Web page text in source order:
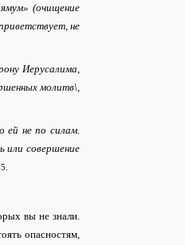
(очищение
не
Иерусалима,
молитв\,
не по силам.
или совершение
вы не знали.
опасностям,